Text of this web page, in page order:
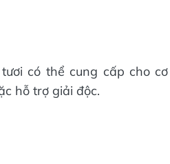
có thể cung cấp cho
hỗ trợ giải độc.